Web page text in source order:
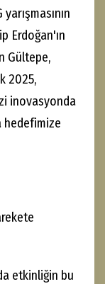
Erdoğan'ın
Gültepe,
2025,
inovasyonda
hedefimize
etkinliğin bu